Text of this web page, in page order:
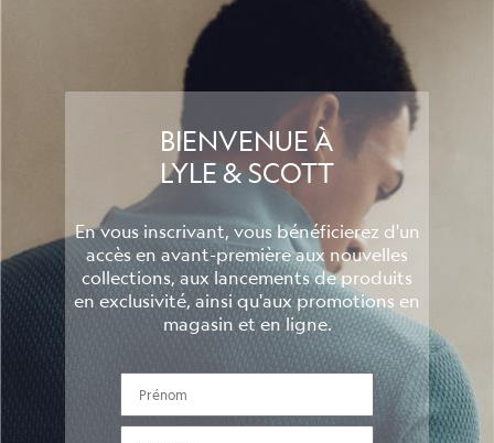
BIENVENUE À
LYLE & SCOTT
En vous inscrivant, vous bénéficierez d'un
accès en avant-première aux nouvelles
collections, aux lancements de produits
en exclusivité, ainsi qu'aux promotions en
magasin et en ligne.
PRÉNOM
courriel